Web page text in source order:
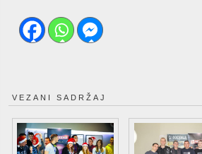
VEZANI SADRŽAJ